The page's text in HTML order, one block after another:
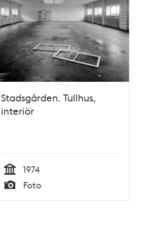
Stadsgården. Tullhus,
interiör
Tid
1974
Typ
Foto